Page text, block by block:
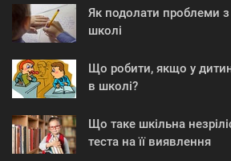
Як подолати проблеми з
школі
Що робити, якщо у
в школі?
Що таке шкільна
теста на її виявлення